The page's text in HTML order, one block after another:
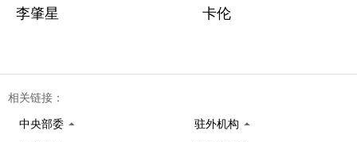
李肇星 卡伦
相关链接：
中央部委 驻外机构